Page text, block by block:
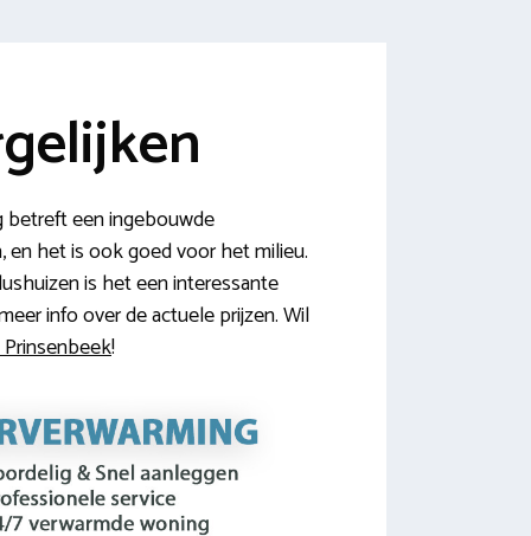
betreft een ingebouwde
het is ook goed voor het milieu.
is het een interessante
info over de actuele prijzen. Wil
!